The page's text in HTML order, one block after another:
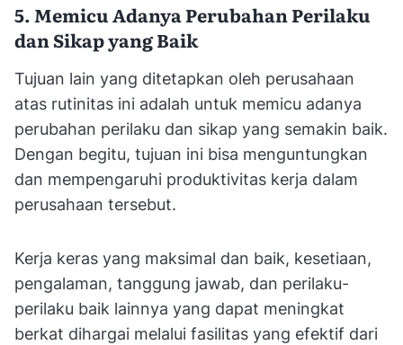
5. Memicu Adanya Perubahan Perilaku
dan Sikap yang Baik
Tujuan lain yang ditetapkan oleh perusahaan
atas rutinitas ini adalah untuk memicu adanya
perubahan perilaku dan sikap yang semakin baik.
Dengan begitu, tujuan ini bisa menguntungkan
dan mempengaruhi produktivitas kerja dalam
perusahaan tersebut.
Kerja keras yang maksimal dan baik, kesetiaan,
pengalaman, tanggung jawab, dan perilaku-
perilaku baik lainnya yang dapat meningkat
berkat dihargai melalui fasilitas yang efektif dari